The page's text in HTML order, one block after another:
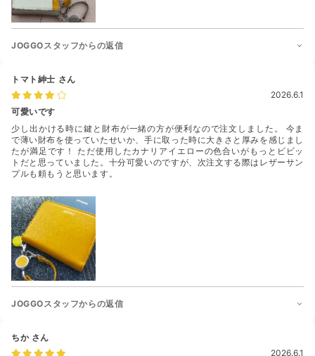
JOGGOスタッフからの返信
トマト紳士 さん
2026.6.1
可愛いです
少し出かける時に鍵と財布が一緒の方が便利なので注文しました。 今ま
で薄い財布を使っていたせいか、手に取った時に大きさと厚みを感じまし
たが満足です！ ただ使用したカナリアイエローの色合いがもっとビビッ
トだと思っていました。十分可愛いのですが、次注文する際はレザーサン
プルも頼もうと思います。
JOGGOスタッフからの返信
ちか さん
2026.6.1